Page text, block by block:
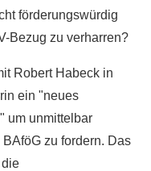
förderungswürdig
Bezug zu verharren?
Robert Habeck in
ein "neues
um unmittelbar
zu fordern. Das
die